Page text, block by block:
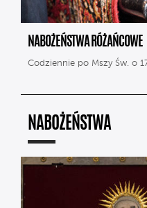
NABOŻEŃSTWA RÓŻAŃCOWE
Codziennie po Mszy Św. o
NABOŻEŃSTWA